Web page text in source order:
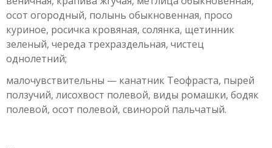
осот огородный, полынь обыкновенная, просо
куриное, росичка кровяная, солянка, щетинник
зеленый, череда трехраздельная, чистец
однолетний;
малочувствительны — канатник Теофраста, пырей
ползучий, лисохвост полевой, виды ромашки, бодяк
полевой, осот полевой, свинорой пальчатый.